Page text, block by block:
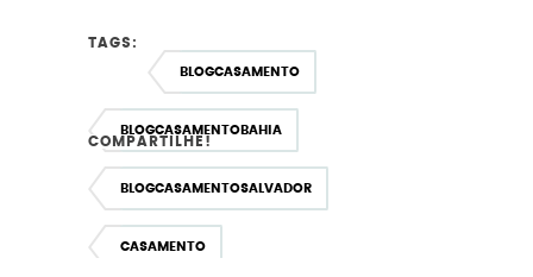
TAGS:
BLOGCASAMENTO
BLOGCASAMENTOBAHIA
BLOGCASAMENTOSALVADOR
CASAMENTO
COMPARTILHE!